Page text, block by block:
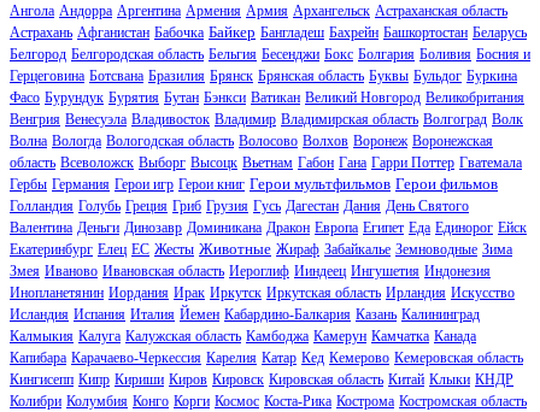
Ангола Андорра Аргентина Армения Армия Архангельск Астраханская область
Астрахань Афганистан Бабочка Байкер Бангладеш Бахрейн Башкортостан Беларусь
Белгород Белгородская область Бельгия Бесенджи Бокс Болгария Боливия Босния и
Герцеговина Ботсвана Бразилия Брянск Брянская область Буквы Бульдог Буркина
Фасо Бурундук Бурятия Бутан Бэнкси Ватикан Великий Новгород Великобритания
Венгрия Венесуэла Владивосток Владимир Владимирская область Волгоград Волк
Волна Вологда Вологодская область Волосово Волхов Воронеж Воронежская
область Всеволожск Выборг Высоцк Вьетнам Габон Гана Гарри Поттер Гватемала
Гербы Германия Герои игр Герои книг Герои мультфильмов Герои фильмов
Голландия Голубь Греция Гриб Грузия Гусь Дагестан Дания День Святого
Валентина Деньги Динозавр Доминикана Дракон Европа Египет Еда Единорог Ейск
Екатеринбург Елец ЕС Жесты Животные Жираф Забайкалье Земноводные Зима
Змея Иваново Ивановская область Иероглиф Ииндеец Ингушетия Индонезия
Инопланетянин Иордания Ирак Иркутск Иркутская область Ирландия Искусство
Исландия Испания Италия Йемен Кабардино-Балкария Казань Калининград
Калмыкия Калуга Калужская область Камбоджа Камерун Камчатка Канада
Капибара Карачаево-Черкессия Карелия Катар Кед Кемерово Кемеровская область
Кингисепп Кипр Кириши Киров Кировск Кировская область Китай Клыки КНДР
Колибри Колумбия Конго Корги Космос Коста-Рика Кострома Костромская область